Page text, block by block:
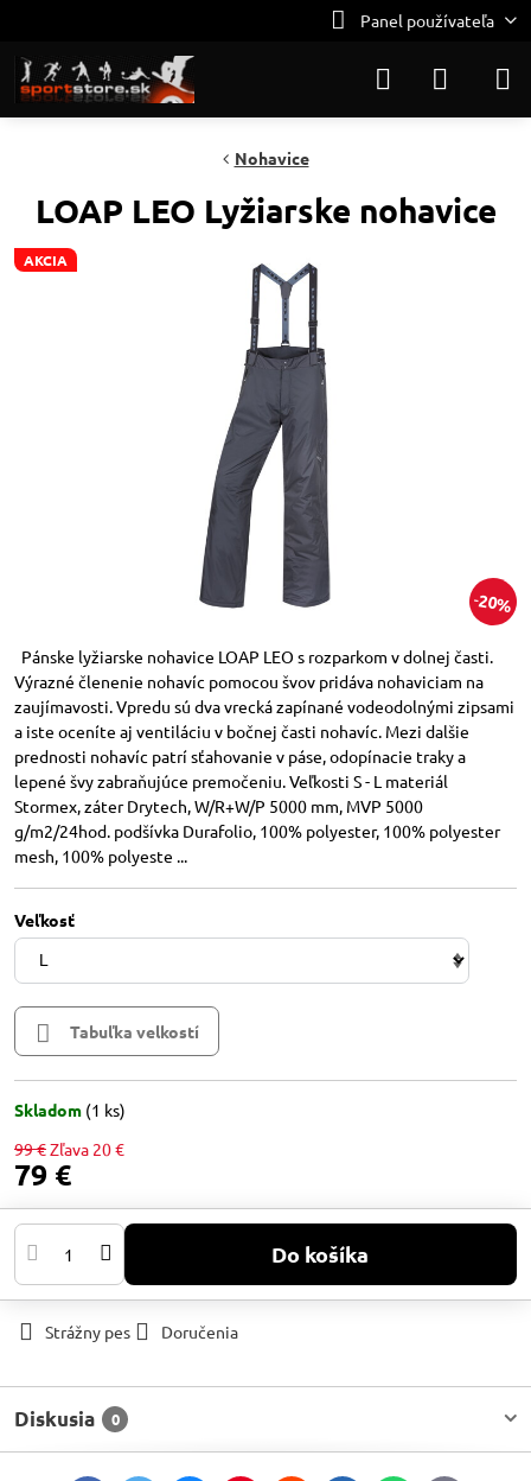
Panel používateľa
AKCIA
20%
Nohavice
LOAP LEO Lyžiarske nohavice
Pánske lyžiarske nohavice LOAP LEO s rozparkom v dolnej časti.
Výrazné členenie nohavíc pomocou švov pridáva nohaviciam na
zaujímavosti. Vpredu sú dva vrecká zapínané vodeodolnými zipsami
a iste oceníte aj ventiláciu v bočnej časti nohavíc. Mezi dalšie
prednosti nohavíc patrí sťahovanie v páse, odopínacie traky a
lepené švy zabraňujúce premočeniu. Veľkosti S - L materiál
Stormex, záter Drytech, W/R+W/P 5000 mm, MVP 5000
g/m2/24hod. podšívka Durafolio, 100% polyester, 100% polyester
mesh, 100% polyeste ...
Veľkosť
Tabuľka velkostí
Skladom (1 ks)
99 €Zľava 20 €
79 €
Do košíka
Strážny pes Doručenia
Diskusia 0